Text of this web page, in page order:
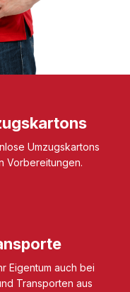
Umzugskartons
Vorbereitungen.
Eigentum auch bei
Transporten aus